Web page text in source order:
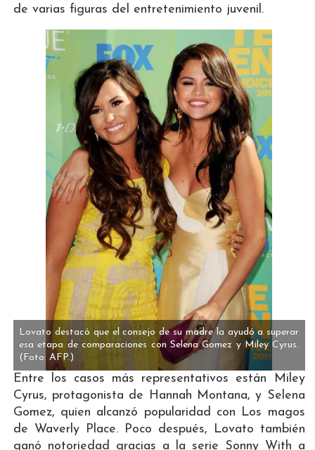
de varias figuras del entretenimiento juvenil.
Lovato destacó que el consejo de su madre la ayudó a superar
esa etapa de comparaciones con Selena Gomez y Miley Cyrus.
(Foto: AFP.)
Entre los casos más representativos están Miley
Cyrus, protagonista de Hannah Montana, y Selena
Gomez, quien alcanzó popularidad con Los magos
de Waverly Place. Poco después, Lovato también
ganó notoriedad gracias a la serie Sonny With a